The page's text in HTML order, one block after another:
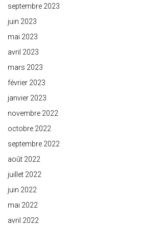
septembre 2023
juin 2023
mai 2023
avril 2023
mars 2023
février 2023
janvier 2023
novembre 2022
octobre 2022
septembre 2022
août 2022
juillet 2022
juin 2022
mai 2022
avril 2022